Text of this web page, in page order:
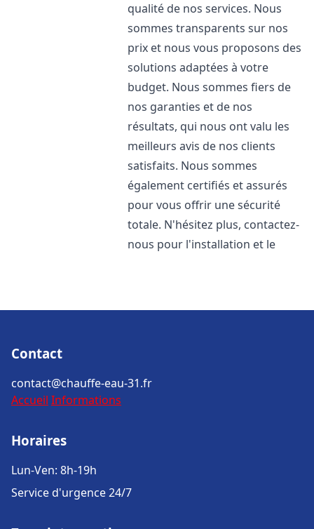
qualité de nos services. Nous
sommes transparents sur nos
prix et nous vous proposons des
solutions adaptées à votre
budget. Nous sommes fiers de
nos garanties et de nos
résultats, qui nous ont valu les
meilleurs avis de nos clients
satisfaits. Nous sommes
également certifiés et assurés
pour vous offrir une sécurité
totale. N'hésitez plus, contactez-
nous pour l'installation et le
Contact
contact@chauffe-eau-31.fr
Accueil Informations
Horaires
Lun-Ven: 8h-19h
Service d'urgence 24/7